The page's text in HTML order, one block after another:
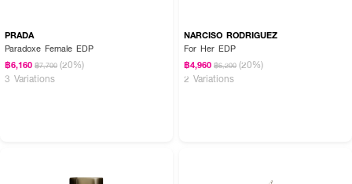
PRADA
Paradoxe Female EDP
฿6,160 ฿7,700 (20%)
3 Variations
NARCISO RODRIGUEZ
For Her EDP
฿4,960 ฿6,200 (20%)
2 Variations